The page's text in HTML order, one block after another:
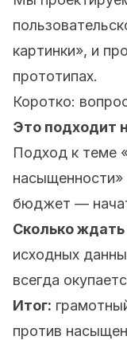
картинки», и
прототипах.
Коротко:
Это подходит
Подход к теме
бюджет —
Сколько ждать
исходных
всегда
Итог:
против